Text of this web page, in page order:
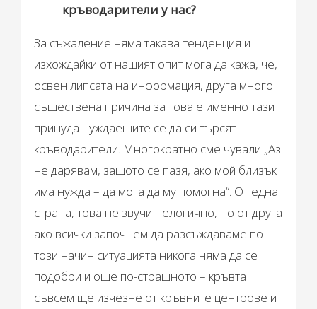
кръводарители у нас?
За съжаление няма такава тенденция и
изхождайки от нашият опит мога да кажа, че,
освен липсата на информация, друга много
съществена причина за това е именно тази
принуда нуждаещите се да си търсят
кръводарители. Многократно сме чували „Аз
не дарявам, защото се пазя, ако мой близък
има нужда – да мога да му помогна“. От една
страна, това не звучи нелогично, но от друга
ако всички започнем да разсъждаваме по
този начин ситуацията никога няма да се
подобри и още по-страшното – кръвта
съвсем ще изчезне от кръвните центрове и